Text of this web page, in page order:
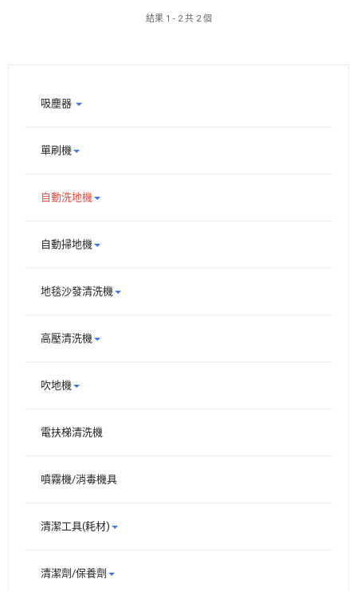
結果 1 - 2 共 2 個
吸塵器
單刷機
自動洗地機
自動掃地機
地毯沙發清洗機
高壓清洗機
吹地機
電扶梯清洗機
噴霧機/消毒機具
清潔工具(耗材)
清潔劑/保養劑